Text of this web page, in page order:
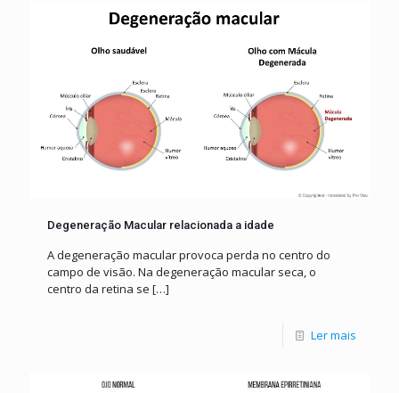
Degeneração Macular relacionada a idade
A degeneração macular provoca perda no centro do
campo de visão. Na degeneração macular seca, o
centro da retina se […]
Ler mais